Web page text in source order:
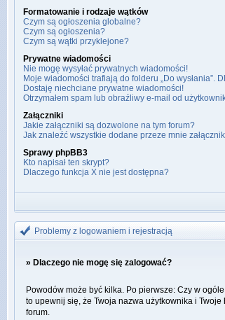
Formatowanie i rodzaje wątków
Czym są ogłoszenia globalne?
Czym są ogłoszenia?
Czym są wątki przyklejone?
Prywatne wiadomości
Nie mogę wysyłać prywatnych wiadomości!
Moje wiadomości trafiają do folderu „Do wysłania”.
Dostaję niechciane prywatne wiadomości!
Otrzymałem spam lub obraźliwy e-mail od
Załączniki
Jakie załączniki są dozwolone na tym forum?
Jak znaleźć wszystkie dodane przeze mnie
Sprawy phpBB3
Kto napisał ten skrypt?
Dlaczego funkcja X nie jest dostępna?
Problemy z logowaniem i rejestracją
» Dlaczego nie mogę się zalogować?
Powodów może być kilka. Po pierwsze: Czy w
to upewnij się, że Twoja nazwa użytkownika i
forum.